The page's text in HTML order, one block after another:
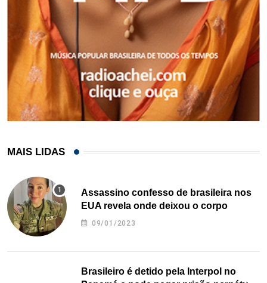
MAIS LIDAS
Assassino confesso de brasileira nos
EUA revela onde deixou o corpo
09/01/2023
Brasileiro é detido pela Interpol no